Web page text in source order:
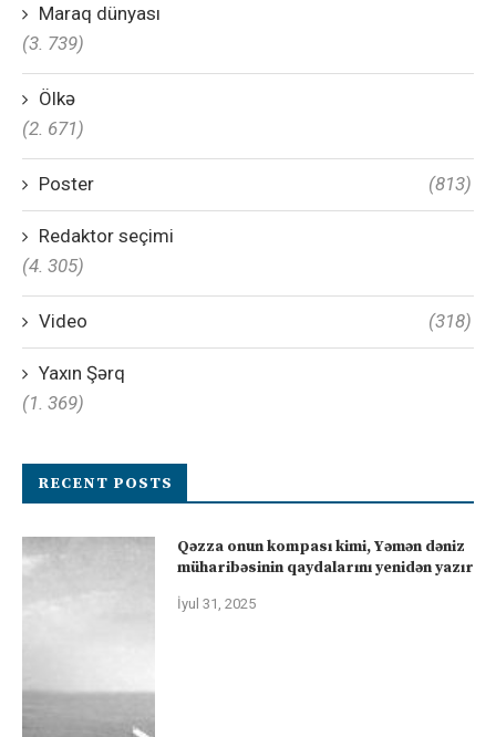
Maraq dünyası
(3. 739)
Ölkə
(2. 671)
Poster (813)
Redaktor seçimi
(4. 305)
Video (318)
Yaxın Şərq
(1. 369)
RECENT POSTS
Qəzza onun kompası kimi, Yəmən dəniz
müharibəsinin qaydalarını yenidən yazır
İyul 31, 2025